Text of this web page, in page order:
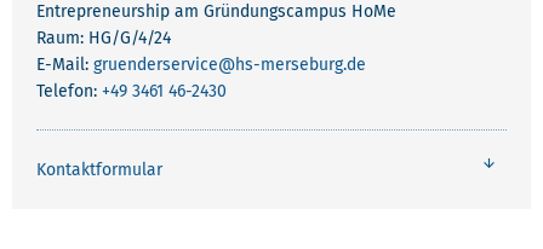
Entrepreneurship am Gründungscampus HoMe
Raum: HG/G/4/24
E-Mail: gruenderservice@hs-merseburg.de
Telefon: +49 3461 46-2430
Kontaktformular